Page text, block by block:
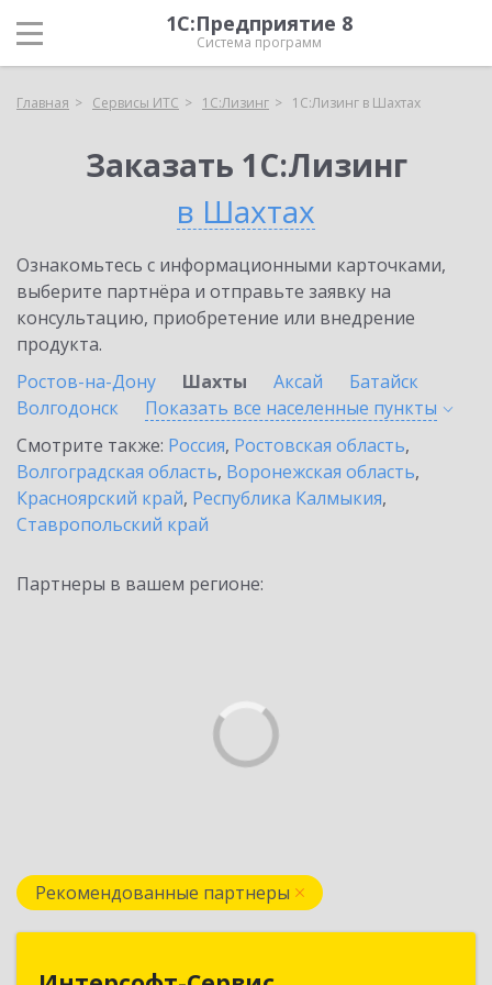
1С:Предприятие 8
Система программ
Главная Сервисы ИТС 1С:Лизинг 1С:Лизинг в Шахтах
Заказать 1С:Лизинг
в Шахтах
Ознакомьтесь с информационными карточками,
выберите партнёра и отправьте заявку на
консультацию, приобретение или внедрение
продукта.
Ростов-на-Дону
Шахты Аксай
Батайск
Волгодонск
Показать все населенные пункты
Смотрите также: Россия, Ростовская область,
Волгоградская область, Воронежская область,
Красноярский край, Республика Калмыкия,
Ставропольский край
Партнеры в вашем регионе:
Рекомендованные партнеры